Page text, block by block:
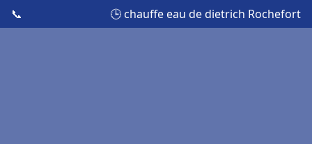
📞 🕒 chauffe eau de dietrich Rochefort